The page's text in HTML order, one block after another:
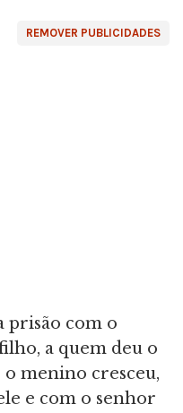
REMOVER PUBLICIDADES
prisão com o
a quem deu o
menino cresceu,
e com o senhor